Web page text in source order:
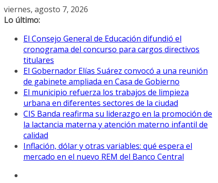
Saltar
al
viernes, agosto 7, 2026
Lo último:
El Consejo General de Educación difundió el
cronograma del concurso para cargos directivos
titulares
El Gobernador Elías Suárez convocó a una reunión
de gabinete ampliada en Casa de Gobierno
El municipio refuerza los trabajos de limpieza
urbana en diferentes sectores de la ciudad
CIS Banda reafirma su liderazgo en la promoción de
la lactancia materna y atención materno infantil de
calidad
Inflación, dólar y otras variables: qué espera el
mercado en el nuevo REM del Banco Central